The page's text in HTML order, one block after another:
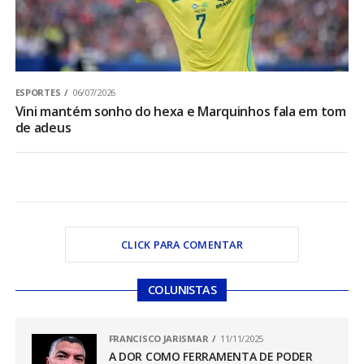
ESPORTES 06/07/2026
Vini mantém sonho do hexa e Marquinhos fala em tom
de adeus
CLICK PARA COMENTAR
COLUNISTAS
FRANCISCO JARISMAR 11/11/2025
A DOR COMO FERRAMENTA DE PODER